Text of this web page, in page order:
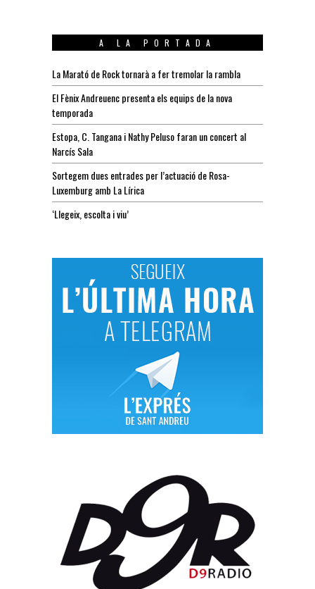
A LA PORTADA
La Marató de Rock tornarà a fer tremolar la rambla
El Fènix Andreuenc presenta els equips de la nova
temporada
Estopa, C. Tangana i Nathy Peluso faran un concert al
Narcís Sala
Sortegem dues entrades per l’actuació de Rosa-
Luxemburg amb La Lírica
‘Llegeix, escolta i viu’